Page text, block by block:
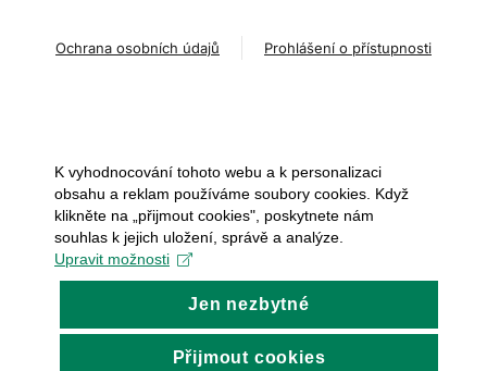
Ochrana osobních údajů Prohlášení o přístupnosti
K vyhodnocování tohoto webu a k personalizaci
obsahu a reklam používáme soubory cookies. Když
klikněte na „přijmout cookies", poskytnete nám
souhlas k jejich uložení, správě a analýze.
Upravit možnosti
Jen nezbytné
Přijmout cookies